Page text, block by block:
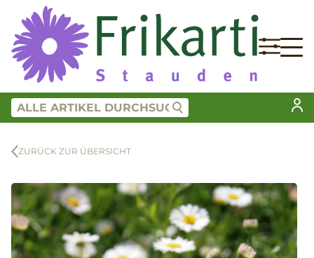
ZURÜCK ZUR ÜBERSICHT